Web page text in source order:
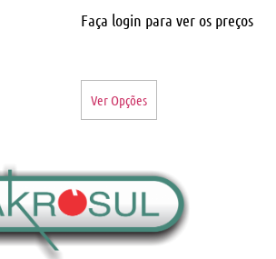
Faça login para ver os preços
Ver Opções